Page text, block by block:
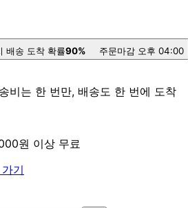
배송 도착 확률90% 주문마감 오후 04:00
비는 한 번만, 배송도 한 번에 도착
원 이상 무료
기